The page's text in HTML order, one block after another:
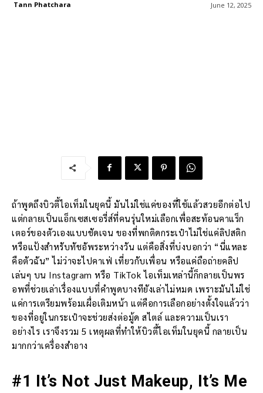
June 12, 2025
Tann Phatchara
ถ้าพูดถึงบิวตี้ไอเท็มในยุคนี้ มันไม่ใช่แค่ของที่ใช้แล้วสวยอีกต่อไป
แต่กลายเป็นแอ็กเซสเซอรี่ส์ที่คนรุ่นใหม่เลือกเพื่อสะท้อนคาแร็ก
เตอร์ของตัวเองแบบชัดเจน ของที่พกติดกระเป๋าไม่ใช่แค่ลิปสติก
หรือแป้งสำหรับทัชอัพระหว่างวัน แต่คือสิ่งที่บ่งบอกว่า “นี่แหละ
คือตัวฉัน” ไม่ว่าจะไปคาเฟ่ เที่ยวกับเพื่อน หรือแค่ถือถ่ายคลิป
เล่นๆ บน Instagram หรือ TikTok ไอเท็มเหล่านี้ก็กลายเป็นพร
อพที่ช่วยเล่าเรื่องแบบที่คำพูดบางทียังเล่าไม่หมด เพราะมันไม่ใช่
แค่การเตรียมพร้อมเผื่อเติมหน้า แต่คือการเลือกอย่างตั้งใจแล้วว่า
ของที่อยู่ในกระเป๋าจะช่วยส่งต่อมู้ด สไตล์ และความเป็นเรา
อย่างไร เราจึงรวม 5 เหตุผลที่ทำให้บิวตี้ไอเท็มในยุคนี้ กลายเป็น
มากกว่าเครื่องสำอาง
#1 It’s Not Just Makeup, It’s Me